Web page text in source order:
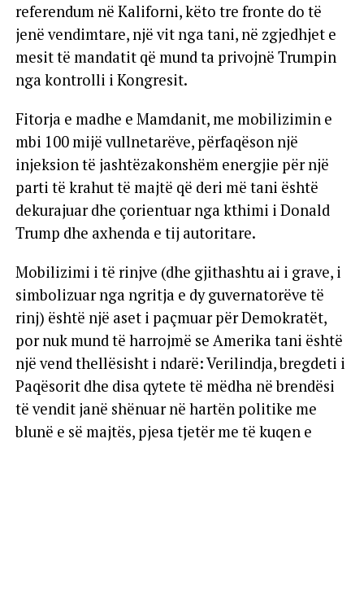
referendum në Kaliforni, këto tre fronte do të
jenë vendimtare, një vit nga tani, në zgjedhjet e
mesit të mandatit që mund ta privojnë Trumpin
nga kontrolli i Kongresit.
Fitorja e madhe e Mamdanit, me mobilizimin e
mbi 100 mijë vullnetarëve, përfaqëson një
injeksion të jashtëzakonshëm energjie për një
parti të krahut të majtë që deri më tani është
dekurajuar dhe çorientuar nga kthimi i Donald
Trump dhe axhenda e tij autoritare.
Mobilizimi i të rinjve (dhe gjithashtu ai i grave, i
simbolizuar nga ngritja e dy guvernatorëve të
rinj) është një aset i paçmuar për Demokratët,
por nuk mund të harrojmë se Amerika tani është
një vend thellësisht i ndarë: Verilindja, bregdeti i
Paqësorit dhe disa qytete të mëdha në brendësi
të vendit janë shënuar në hartën politike me
blunë e së majtës, pjesa tjetër me të kuqen e